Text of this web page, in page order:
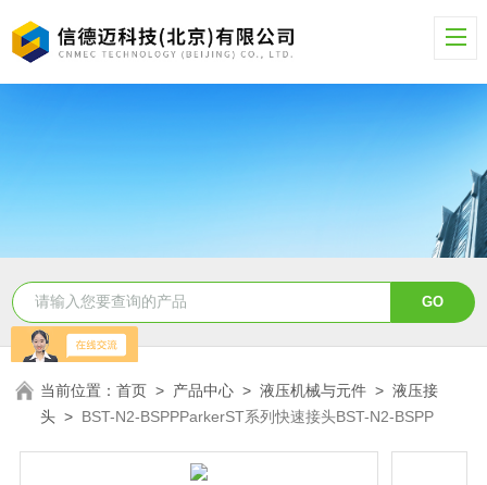
当前位置：首页 > 产品中心 >液压机械与元件 >液压接
头 > BST-N2-BSPPParkerST系列快速接头BST-N2-BSPP